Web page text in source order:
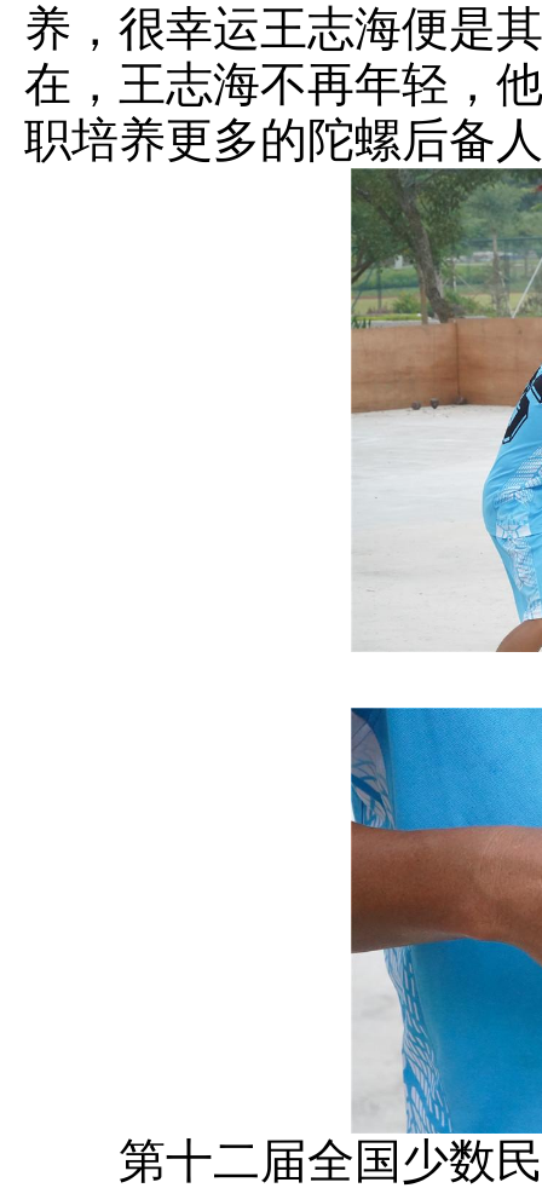
养，很幸运王志海便是
在，王志海不再年轻，
职培养更多的陀螺后备
第十二届全国少数民